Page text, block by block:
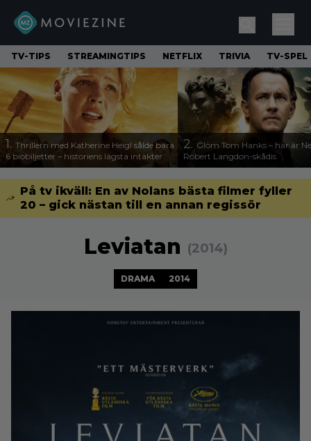
TV-TIPS STREAMINGTIPS NETFLIX TRIVIA TV-SPEL
1. Thrillern med Katherine Heigl sålde bara
6 biobiljetter – historiens lägsta intäkter
2. Glöm Tom Hanks – här är
Robert Langdon-skådis
På tv ikväll: En av Nolans bästa filmer fyller
20 – gick nästan till en annan regissör
Leviatan (2014)
DRAMA 2014